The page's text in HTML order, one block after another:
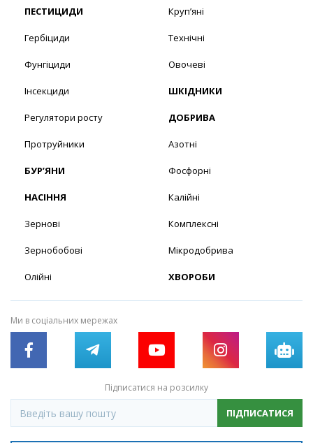
ПЕСТИЦИДИ
Гербіциди
Фунгіциди
Інсекциди
Регулятори росту
Протруйники
БУР’ЯНИ
НАСІННЯ
Зернові
Зернобобові
Олійні
Круп’яні
Технічні
Овочеві
ШКІДНИКИ
ДОБРИВА
Азотні
Фосфорні
Калійні
Комплексні
Мікродобрива
ХВОРОБИ
Ми в соціальних мережах
Підписатися на розсилку
ПІДПИСАТИСЯ